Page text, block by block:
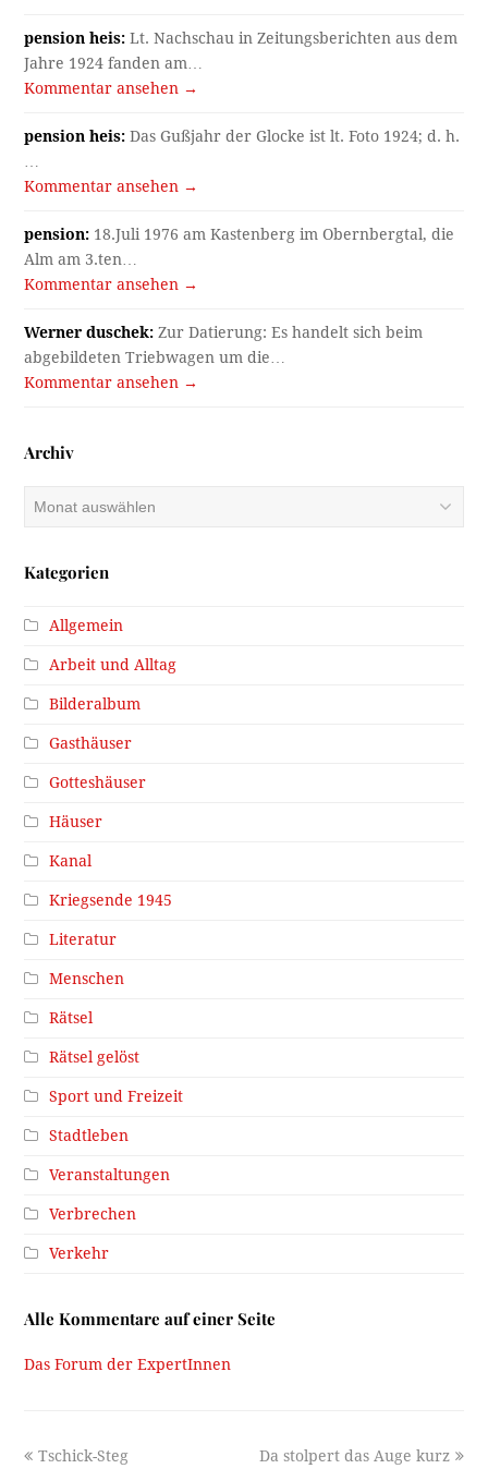
pension heis: Lt. Nachschau in Zeitungsberichten aus dem
Jahre 1924 fanden am…
Kommentar ansehen →
pension heis: Das Gußjahr der Glocke ist lt. Foto 1924; d. h.
Kommentar ansehen →
pension: 18.Juli 1976 am Kastenberg im Obernbergtal, die
Alm am 3.ten…
Kommentar ansehen →
Werner duschek: Zur Datierung: Es handelt sich beim
abgebildeten Triebwagen um die…
Kommentar ansehen →
Archiv
Kategorien
Allgemein
Arbeit und Alltag
Bilderalbum
Gasthäuser
Gotteshäuser
Häuser
Kanal
Kriegsende 1945
Literatur
Menschen
Rätsel
Rätsel gelöst
Sport und Freizeit
Stadtleben
Veranstaltungen
Verbrechen
Verkehr
Alle Kommentare auf einer Seite
Das Forum der ExpertInnen
previous
Tschick-Steg
next
Da stolpert das Auge kurz